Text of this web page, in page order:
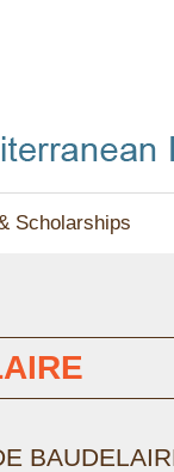
Scholarships